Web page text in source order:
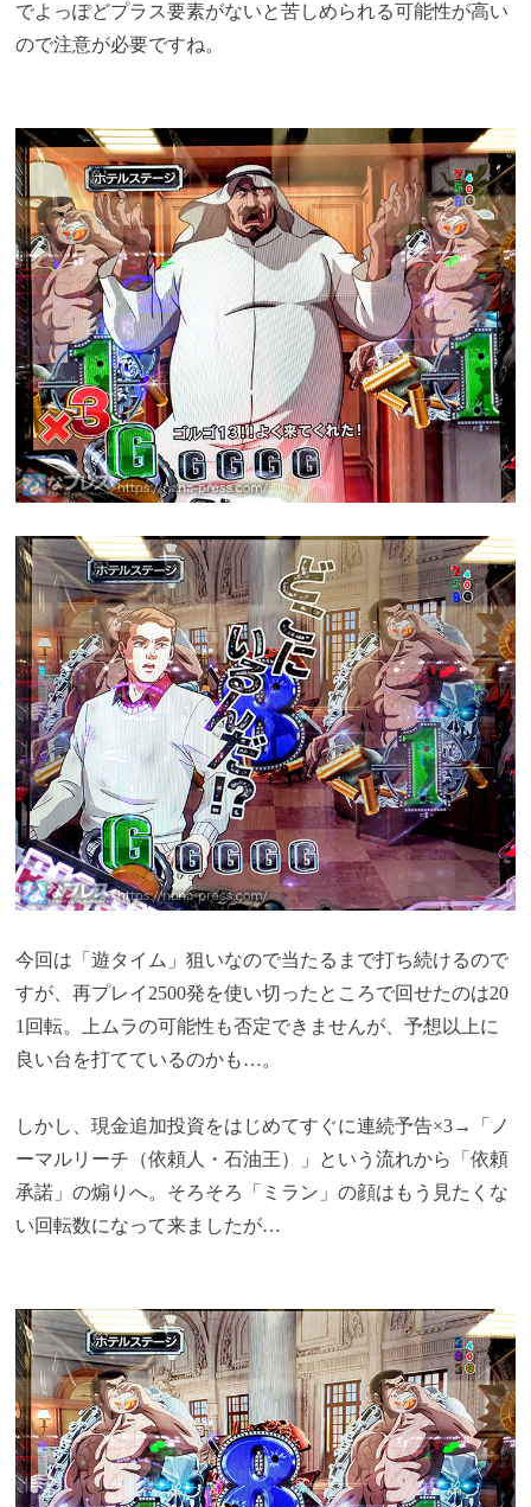
でよっぽどプラス要素がないと苦しめられる可能性が高い
ので注意が必要ですね。
今回は「遊タイム」狙いなので当たるまで打ち続けるので
すが、再プレイ2500発を使い切ったところで回せたのは20
1回転。上ムラの可能性も否定できませんが、予想以上に
良い台を打てているのかも…。
しかし、現金追加投資をはじめてすぐに連続予告×3→「ノ
ーマルリーチ（依頼人・石油王）」という流れから「依頼
承諾」の煽りへ。そろそろ「ミラン」の顔はもう見たくな
い回転数になって来ましたが…